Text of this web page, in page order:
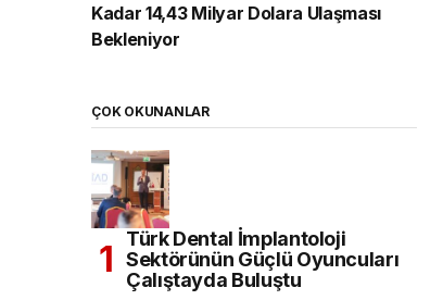
Kadar 14,43 Milyar Dolara Ulaşması
Bekleniyor
ÇOK OKUNANLAR
Türk Dental İmplantoloji
Sektörünün Güçlü Oyuncuları
Çalıştayda Buluştu